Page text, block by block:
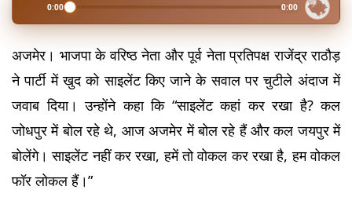
0:00 0:00
अजमेर। भाजपा के वरिष्ठ नेता और पूर्व नेता प्रतिपक्ष राजेंद्र राठौड़
ने पार्टी में खुद को साइलेंट किए जाने के सवाल पर चुटीले अंदाज में
जवाब दिया। उन्होंने कहा कि “साइलेंट कहां कर रखा है? कल
जोधपुर में बोल रहे थे, आज अजमेर में बोल रहे हैं और कल जयपुर में
बोलेंगे। साइलेंट नहीं कर रखा, हमें तो वोकल कर रखा है, हम वोकल
फॉर लोकल हैं।”